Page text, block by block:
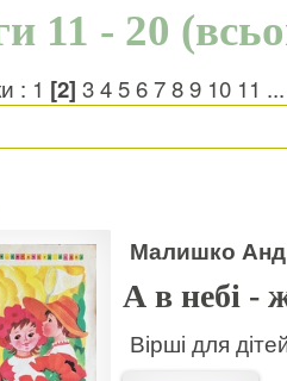
11 - 20
: 1 [2] 3456789 10 11
Малишко
А в небі -
Вірші для